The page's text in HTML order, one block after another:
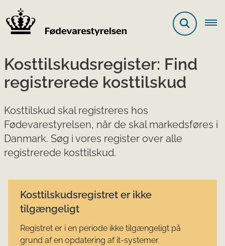
Kosttilskudsregister: Find
registrerede kosttilskud
Kosttilskud skal registreres hos
Fødevarestyrelsen, når de skal markedsføres i
Danmark. Søg i vores register over alle
registrerede kosttilskud.
Kosttilskudsregistret er ikke
tilgængeligt
Registret er i en periode ikke tilgængeligt på
grund af en opdatering af it-systemer.